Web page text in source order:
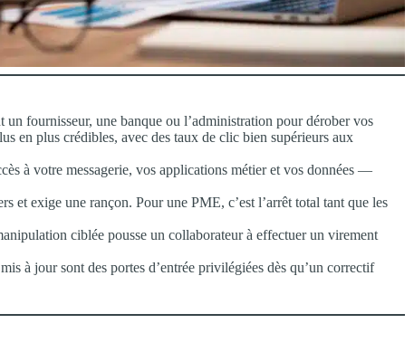
fournisseur, une banque ou l’administration pour dérober vos
en plus crédibles, avec des taux de clic bien supérieurs aux
à votre messagerie, vos applications métier et vos données —
et exige une rançon. Pour une PME, c’est l’arrêt total tant que les
ciblée pousse un collaborateur à effectuer un virement
à jour sont des portes d’entrée privilégiées dès qu’un correctif